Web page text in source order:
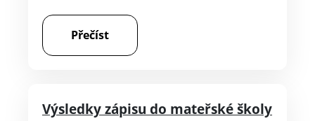
Přečíst
Výsledky zápisu do mateřské školy